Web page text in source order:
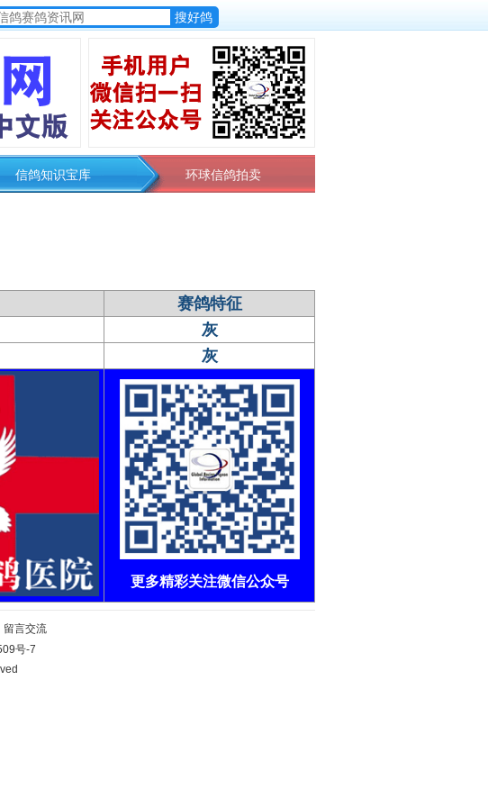
信鸽知识宝库 环球信鸽拍卖
赛鸽特征
灰
灰
更多精彩关注微信公众号
留言交流
号-7